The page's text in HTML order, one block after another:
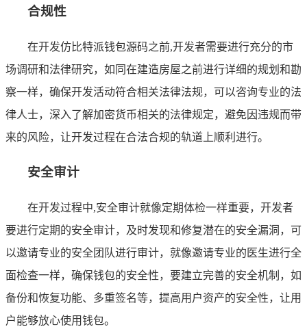
合规性
在开发仿比特派钱包源码之前,开发者需要进行充分的市
场调研和法律研究，如同在建造房屋之前进行详细的规划和勘
察一样，确保开发活动符合相关法律法规，可以咨询专业的法
律人士，深入了解加密货币相关的法律规定，避免因违规而带
来的风险，让开发过程在合法合规的轨道上顺利进行。
安全审计
在开发过程中,安全审计就像定期体检一样重要，开发者
要进行定期的安全审计，及时发现和修复潜在的安全漏洞，可
以邀请专业的安全团队进行审计，就像邀请专业的医生进行全
面检查一样，确保钱包的安全性，要建立完善的安全机制，如
备份和恢复功能、多重签名等，提高用户资产的安全性，让用
户能够放心使用钱包。